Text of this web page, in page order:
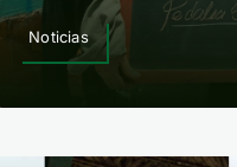
Noticias